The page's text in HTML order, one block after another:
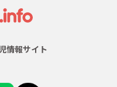
情報サイト